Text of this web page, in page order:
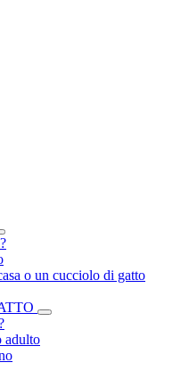
o un cucciolo di gatto
adulto